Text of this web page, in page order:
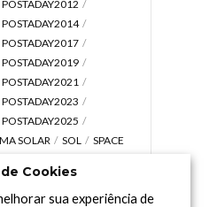
POSTADAY2012
POSTADAY2014
POSTADAY2017
POSTADAY2019
POSTADAY2021
POSTADAY2023
POSTADAY2025
SOLAR SOL
SPACE
Cookies
sua experiência de